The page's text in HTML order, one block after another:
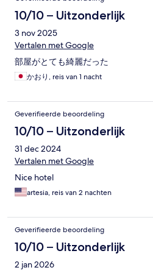
10/10 – Uitzonderlijk
3 nov 2025
Vertalen met Google
部屋がとても綺麗だった
かおり, reis van 1 nacht
Geverifieerde beoordeling
10/10 – Uitzonderlijk
31 dec 2024
Vertalen met Google
Nice hotel
artesia, reis van 2 nachten
Geverifieerde beoordeling
10/10 – Uitzonderlijk
2 jan 2026